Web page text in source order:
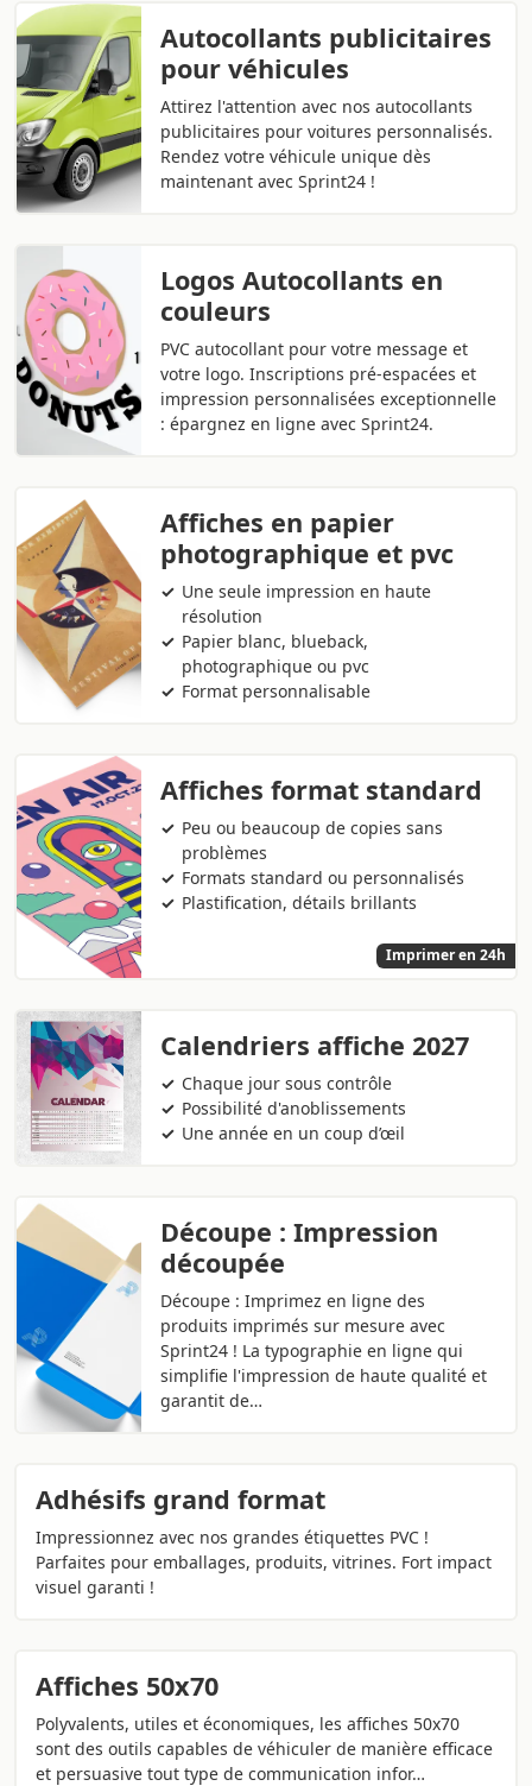
Autocollants publicitaires
pour véhicules
Attirez l'attention avec nos autocollants
publicitaires pour voitures personnalisés.
Rendez votre véhicule unique dès
maintenant avec Sprint24 !
Logos Autocollants en
couleurs
PVC autocollant pour votre message et
votre logo. Inscriptions pré-espacées et
impression personnalisées exceptionnelle
: épargnez en ligne avec Sprint24.
Affiches en papier
photographique et pvc
Une seule impression en haute
résolution
Papier blanc, blueback,
photographique ou pvc
Format personnalisable
Affiches format standard
Peu ou beaucoup de copies sans
problèmes
Formats standard ou personnalisés
Plastification, détails brillants
Imprimer en 24h
Calendriers affiche 2027
Chaque jour sous contrôle
Possibilité d'anoblissements
Une année en un coup d’œil
Découpe : Impression
découpée
Découpe : Imprimez en ligne des
produits imprimés sur mesure avec
Sprint24 ! La typographie en ligne qui
simplifie l'impression de haute qualité et
garantit de…
Adhésifs grand format
Impressionnez avec nos grandes étiquettes PVC !
Parfaites pour emballages, produits, vitrines. Fort impact
visuel garanti !
Affiches 50x70
Polyvalents, utiles et économiques, les affiches 50x70
sont des outils capables de véhiculer de manière efficace
et persuasive tout type de communication infor…